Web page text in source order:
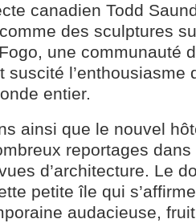
canadien Todd
des sculptures
une communauté
suscité l’enthousiasme
entier.
ainsi que le nouvel
reportages
d’architecture. Le
petite île qui
audacieuse,